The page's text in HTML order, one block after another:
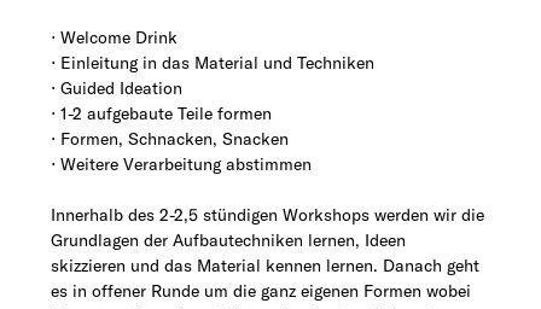
⋅ Welcome Drink
⋅ Einleitung in das Material und Techniken
⋅ Guided Ideation
⋅ 1-2 aufgebaute Teile formen
⋅ Formen, Schnacken, Snacken
⋅ Weitere Verarbeitung abstimmen
Innerhalb des 2-2,5 stündigen Workshops werden wir die
Grundlagen der Aufbautechniken lernen, Ideen
skizzieren und das Material kennen lernen. Danach geht
es in offener Runde um die ganz eigenen Formen wobei